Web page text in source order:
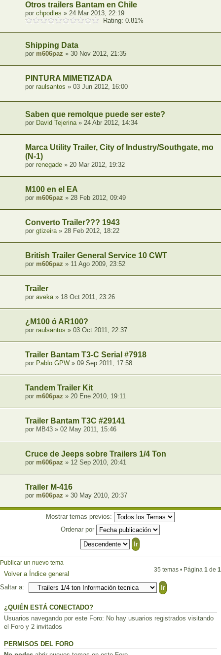
Otros trailers Bantam en Chile
por chpodles » 24 Mar 2013, 22:19
Rating: 0.81%
Shipping Data
por m606paz » 30 Nov 2012, 21:35
PINTURA MIMETIZADA
por raulsantos » 03 Jun 2012, 16:00
Saben que remolque puede ser este?
por David Tejerina» 24 Abr 2012, 14:34
Marca Utility Trailer, City of Industry/Southgate, mod
(N-1)
por renegade » 20 Mar 2012, 19:32
M100 en el EA
por m606paz » 28 Feb 2012, 09:49
Converto Trailer??? 1943
por gtizeira» 28 Feb 2012, 18:22
British Trailer General Service 10 CWT
por m606paz » 11 Ago 2009, 23:52
Trailer
por aveka» 18 Oct 2011, 23:26
¿M100 ó AR100?
por raulsantos » 03 Oct 2011, 22:37
Trailer Bantam T3-C Serial #7918
por Pablo.GPW » 09 Sep 2011, 17:58
Tandem Trailer Kit
por m606paz » 20 Ene 2010, 19:11
Trailer Bantam T3C #29141
por MB43 » 02 May 2011, 15:46
Cruce de Jeeps sobre Trailers 1/4 Ton
por m606paz » 12 Sep 2010, 20:41
Trailer M-416
por m606paz » 30 May 2010, 20:37
Mostrar temas previos:
Ordenar por
Publicar un nuevo tema
35 temas • Página 1 de 1
Volver a Índice general
Saltar a:
¿QUIÉN ESTÁ CONECTADO?
Usuarios navegando por este Foro: No hay usuarios registrados visitando
el Foro y 2 invitados
PERMISOS DEL FORO